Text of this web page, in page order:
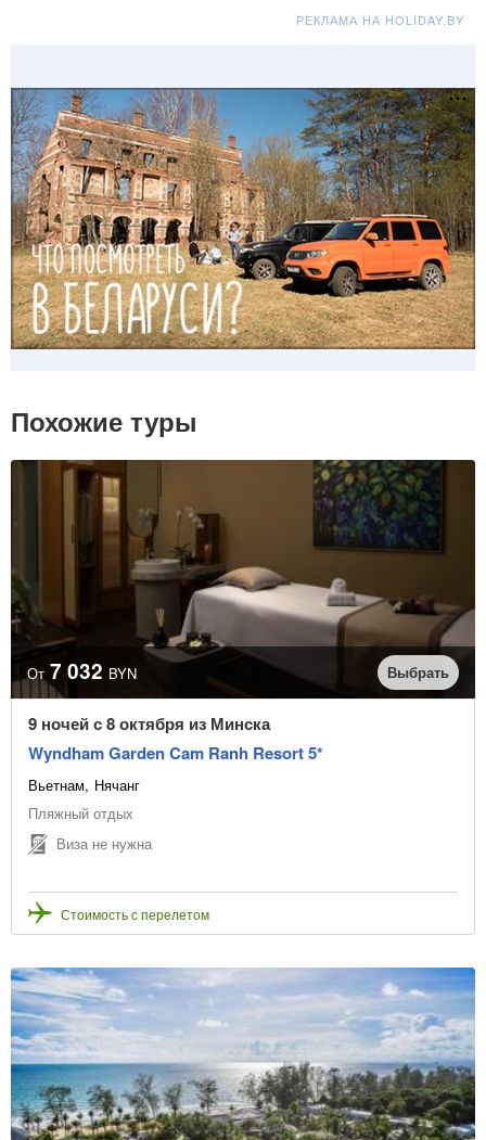
РЕКЛАМА НА HOLIDAY.BY
Похожие туры
От 7 032 BYN Выбрать
9 ночей с 8 октября из Минска
Wyndham Garden Cam Ranh Resort 5*
Вьетнам Нячанг
Пляжный отдых
Виза не нужна
Стоимость с перелетом